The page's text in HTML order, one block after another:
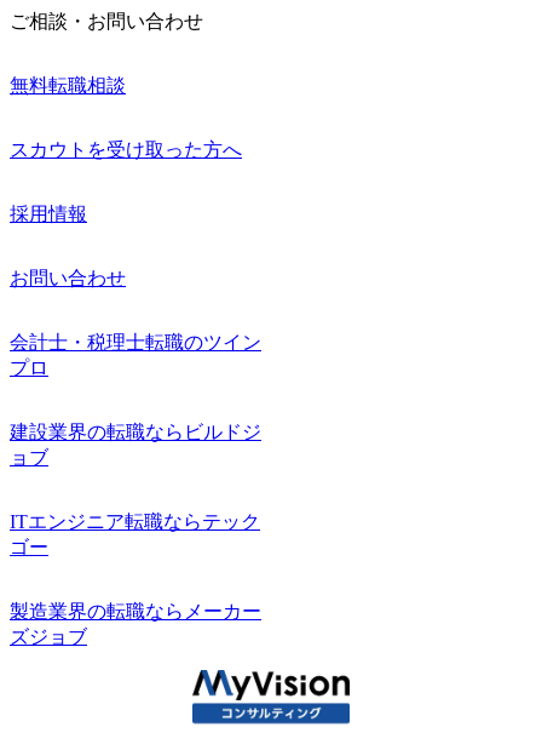
ご相談・お問い合わせ
無料転職相談
スカウトを受け取った方へ
採用情報
お問い合わせ
会計士・税理士転職のツイン
プロ
建設業界の転職ならビルドジ
ョブ
ITエンジニア転職ならテック
ゴー
製造業界の転職ならメーカー
ズジョブ